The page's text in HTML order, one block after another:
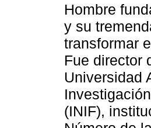
Hombre
y su
transformar
Fue director
Universidad
(INIF),